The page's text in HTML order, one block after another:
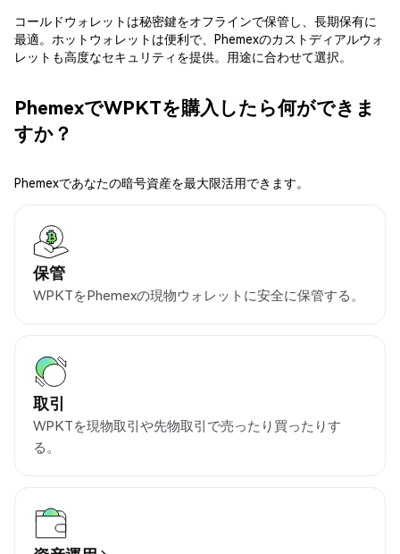
コールドウォレットは秘密鍵をオフラインで保管し、長期保有に
最適。ホットウォレットは便利で、Phemexのカストディアルウォ
レットも高度なセキュリティを提供。用途に合わせて選択。
PhemexでWPKTを購入したら何ができま
すか？
Phemexであなたの暗号資産を最大限活用できます。
保管
WPKTをPhemexの現物ウォレットに安全に保管する。
取引
WPKTを現物取引や先物取引で売ったり買ったりす
る。